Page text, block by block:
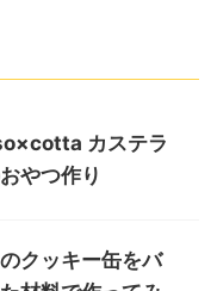
カステラ
やつ作り
クッキー缶をバ